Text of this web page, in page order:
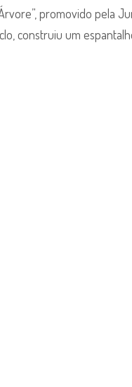
da
Árvore”
promovido pela
construiu um